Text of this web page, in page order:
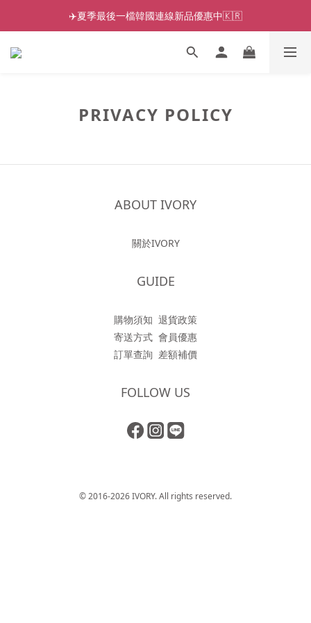
✈️夏季最後一檔韓國連線新品優惠中🇰🇷
PRIVACY POLICY
ABOUT IVORY
關於IVORY
GUIDE
購物須知 退貨政策
寄送方式 會員優惠
訂單查詢 差額補價
FOLLOW US
© 2016-2026 IVORY. All rights reserved.